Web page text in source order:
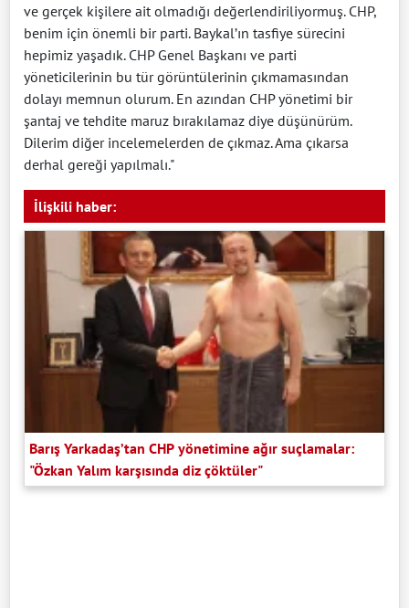
ve gerçek kişilere ait olmadığı değerlendiriliyormuş. CHP,
benim için önemli bir parti. Baykal’ın tasfiye sürecini
hepimiz yaşadık. CHP Genel Başkanı ve parti
yöneticilerinin bu tür görüntülerinin çıkmamasından
dolayı memnun olurum. En azından CHP yönetimi bir
şantaj ve tehdite maruz bırakılamaz diye düşünürüm.
Dilerim diğer incelemelerden de çıkmaz. Ama çıkarsa
derhal gereği yapılmalı."
İlişkili haber:
Barış Yarkadaş’tan CHP yönetimine ağır suçlamalar:
"Özkan Yalım karşısında diz çöktüler"